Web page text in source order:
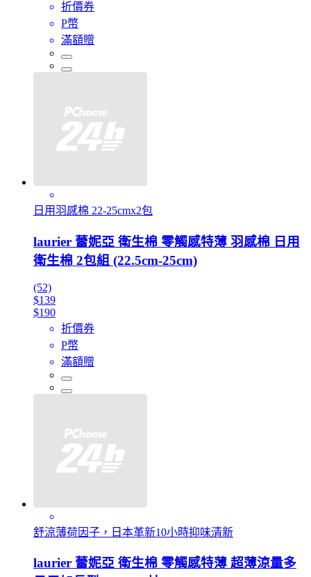
折價券
P幣
滿額贈
日用羽感棉 22-25cmx2包
laurier 蕾妮亞 衛生棉 零觸感特薄 羽感棉 日用
衛生棉 2包組 (22.5cm-25cm)
(52)
$139
$190
折價券
P幣
滿額贈
舒涼薄荷因子，日本革新10小時抑味清新
laurier 蕾妮亞 衛生棉 零觸感特薄 超薄涼量多